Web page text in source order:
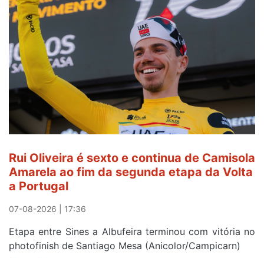
continua
a
ser
do
gaiense
Rui
Oliveira
após
quinto
lugar
Beja
e
Elvas
Rui Oliveira é sexto e continua de Camisola
Amarela ao fim da segunda etapa da Volta
a Portugal
07-08-2026 | 17:36
Etapa entre Sines a Albufeira terminou com vitória no
photofinish de Santiago Mesa (Anicolor/Campicarn)